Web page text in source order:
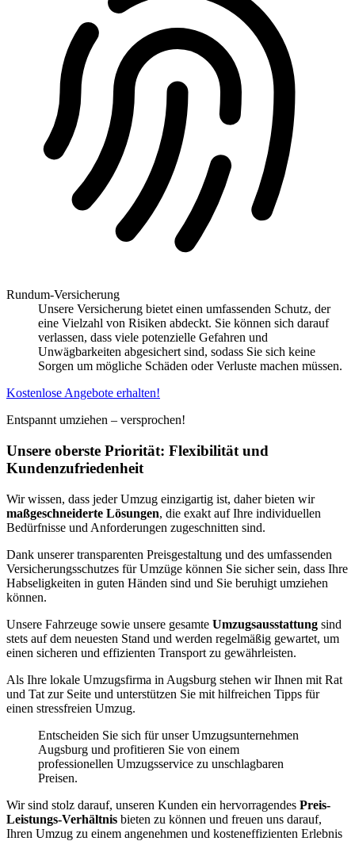
Rundum-Versicherung
Unsere Versicherung bietet einen umfassenden Schutz, der
eine Vielzahl von Risiken abdeckt. Sie können sich darauf
verlassen, dass viele potenzielle Gefahren und
Unwägbarkeiten abgesichert sind, sodass Sie sich keine
Sorgen um mögliche Schäden oder Verluste machen müssen.
Kostenlose Angebote erhalten!
Entspannt umziehen – versprochen!
Unsere oberste Priorität: Flexibilität und
Kundenzufriedenheit
Wir wissen, dass jeder Umzug einzigartig ist, daher bieten wir
maßgeschneiderte Lösungen, die exakt auf Ihre individuellen
Bedürfnisse und Anforderungen zugeschnitten sind.
Dank unserer transparenten Preisgestaltung und des umfassenden
Versicherungsschutzes für Umzüge können Sie sicher sein, dass Ihre
Habseligkeiten in guten Händen sind und Sie beruhigt umziehen
können.
Unsere Fahrzeuge sowie unsere gesamte Umzugsausstattung sind
stets auf dem neuesten Stand und werden regelmäßig gewartet, um
einen sicheren und effizienten Transport zu gewährleisten.
Als Ihre lokale Umzugsfirma in Augsburg stehen wir Ihnen mit Rat
und Tat zur Seite und unterstützen Sie mit hilfreichen Tipps für
einen stressfreien Umzug.
Entscheiden Sie sich für unser Umzugsunternehmen
Augsburg und profitieren Sie von einem
professionellen Umzugsservice zu unschlagbaren
Preisen.
Wir sind stolz darauf, unseren Kunden ein hervorragendes Preis-
Leistungs-Verhältnis bieten zu können und freuen uns darauf,
Ihren Umzug zu einem angenehmen und kosteneffizienten Erlebnis